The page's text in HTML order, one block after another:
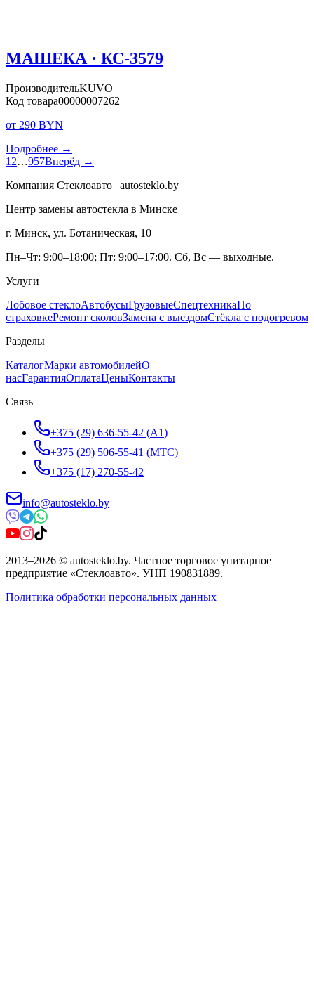
МАШЕКА · КС-3579
ПроизводительKUVO
Код товара00000007262
от 290 BYN
Подробнее →
1 2…957Вперёд →
Компания Стеклоавто | autosteklo.by
Центр замены автостекла в Минске
г. Минск, ул. Ботаническая, 10
Пн–Чт: 9:00–18:00; Пт: 9:00–17:00. Сб, Вс — выходные.
Услуги
Лобовое стеклоАвтобусыГрузовыеСпецтехникаПо
страховкеРемонт сколовЗамена с выездомСтёкла с подогревом
Разделы
КаталогМарки автомобилейО
насГарантияОплатаЦеныКонтакты
Связь
+375 (29) 636-55-42 (A1)
+375 (29) 506-55-41 (МТС)
+375 (17) 270-55-42
info@autosteklo.by
2013–2026 © autosteklo.by. Частное торговое унитарное
предприятие «Стеклоавто». УНП 190831889.
Политика обработки персональных данных